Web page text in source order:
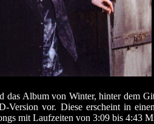
das Album von Winter, hinter dem
Version vor. Diese erscheint in
mit Laufzeiten von 3:09 bis 4:43